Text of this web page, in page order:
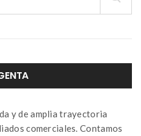
y de amplia trayectoria
comerciales. Contamos